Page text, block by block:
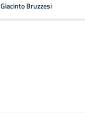
Bruzzesi